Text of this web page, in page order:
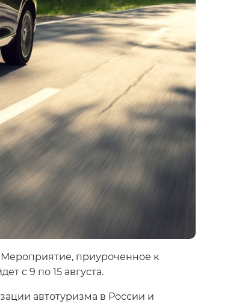
Мероприятие, приуроченное к
с 9 по 15 августа.
автотуризма в России и